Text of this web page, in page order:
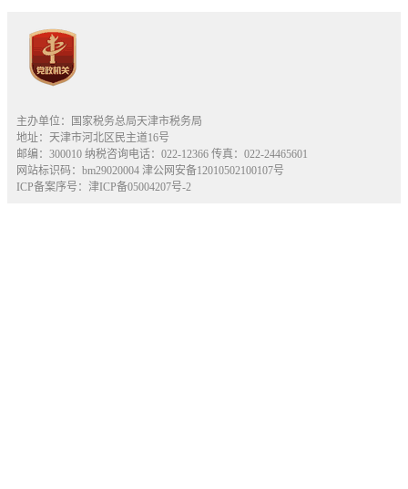
主办单位：国家税务总局天津市税务局
地址：天津市河北区民主道16号
邮编：300010 纳税咨询电话：022-12366 传真：022-24465601
网站标识码：bm29020004 津公网安备12010502100107号
ICP备案序号：津ICP备05004207号-2